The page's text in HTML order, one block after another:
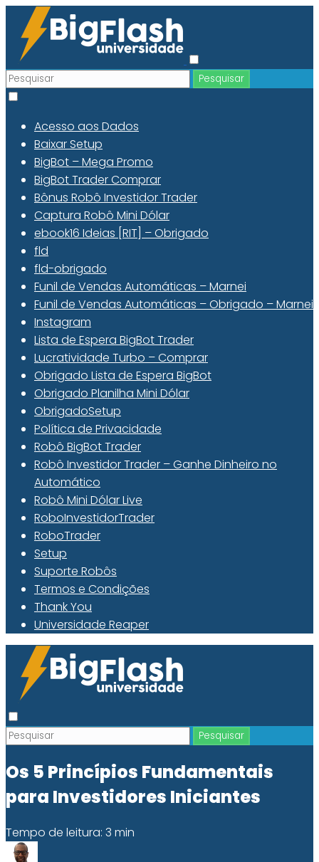
Acesso aos Dados
Baixar Setup
BigBot – Mega Promo
BigBot Trader Comprar
Bônus Robô Investidor Trader
Captura Robô Mini Dólar
ebook16 Ideias [RIT] – Obrigado
fld
fld-obrigado
Funil de Vendas Automáticas – Marnei
Funil de Vendas Automáticas – Obrigado – Marnei
Instagram
Lista de Espera BigBot Trader
Lucratividade Turbo – Comprar
Obrigado Lista de Espera BigBot
Obrigado Planilha Mini Dólar
ObrigadoSetup
Política de Privacidade
Robô BigBot Trader
Robô Investidor Trader – Ganhe Dinheiro no
Automático
Robô Mini Dólar Live
RoboInvestidorTrader
RoboTrader
Setup
Suporte Robôs
Termos e Condições
Thank You
Universidade Reaper
Os 5 Princípios Fundamentais
para Investidores Iniciantes
Tempo de leitura: 3 min